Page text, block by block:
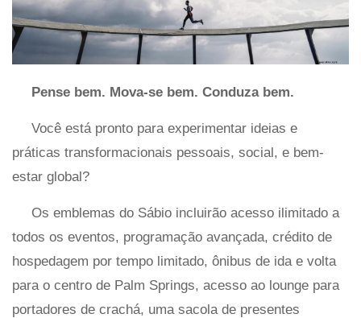
Pense bem. Mova-se bem. Conduza bem.
Você está pronto para experimentar ideias e
práticas transformacionais pessoais, social, e bem-
estar global?
Os emblemas do Sábio incluirão acesso ilimitado a
todos os eventos, programação avançada, crédito de
hospedagem por tempo limitado, ônibus de ida e volta
para o centro de Palm Springs, acesso ao lounge para
portadores de crachá, uma sacola de presentes